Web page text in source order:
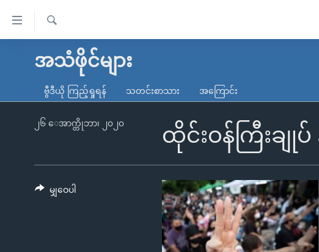
လွယ်ကူ
သည့်
မူလစာမျက်နှာ
ကမ္ဘာ့သတင်းများ
နိုင်ငံတကာ
တရုတ်
အစ္စရေး-ပါလက်စတိုင်း
ရပ်ဝန်းတခု လမ်းတခု အလွန်
အင်္ဂလိပ်စာလေ့လာမယ်
ရ
အသံဖိုင်များ
ဗွီဒီယို ကြည့်ရှုရန် သတင်းစာသား အကြောင်း
ထိုင်းဝန်ကြီး
၂၆ ေအာက္တိုဘာ၊ ၂၀၂၀
မျှဝေပါ